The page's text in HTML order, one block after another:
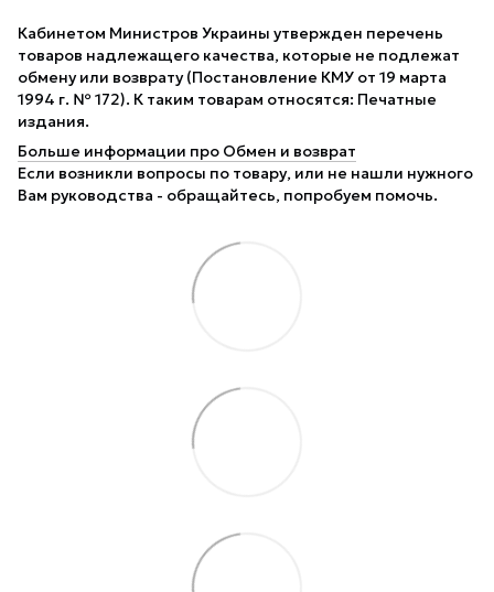
Кабинетом Министров Украины утвержден перечень
товаров надлежащего качества, которые не подлежат
обмену или возврату (Постановление КМУ от 19 марта
1994 г. № 172). К таким товарам относятся: Печатные
издания.
Больше информации про Обмен и возврат
Если возникли вопросы по товару, или не нашли нужного
Вам руководства - обращайтесь, попробуем помочь.